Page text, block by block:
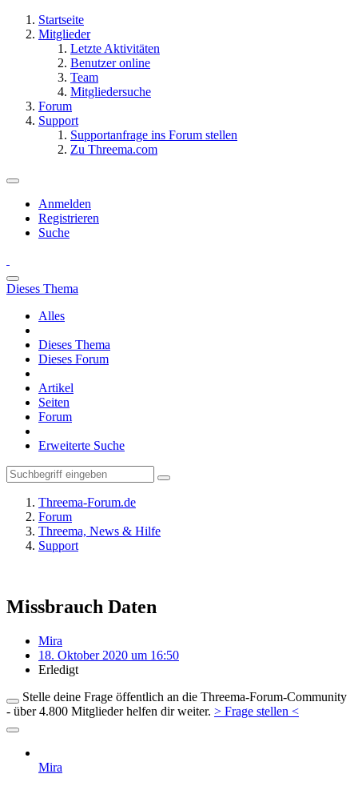
Startseite
Mitglieder
Letzte Aktivitäten
Benutzer online
Team
Mitgliedersuche
Forum
Support
Supportanfrage ins Forum stellen
Zu Threema.com
Anmelden
Registrieren
Suche
Dieses Thema
Alles
Dieses Thema
Dieses Forum
Artikel
Seiten
Forum
Erweiterte Suche
Threema-Forum.de
Forum
Threema, News & Hilfe
Support
Missbrauch Daten
Mira
18. Oktober 2020 um 16:50
Erledigt
Stelle deine Frage öffentlich an die Threema-Forum-Community
- über 4.800 Mitglieder helfen dir weiter. > Frage stellen <
Mira